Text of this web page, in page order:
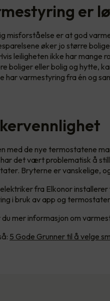
er
misforståelse er at god
øker jo større
leiligheten ikke har mange
boliger eller bolig og hytte,
har varmestyring fra én og
med de nye termostatene
det vært problematisk å
Bryterne er vanskelige,
fra Elkonor
i bruk av app og
mer informasjon om
5 Gode Grunner til å velge